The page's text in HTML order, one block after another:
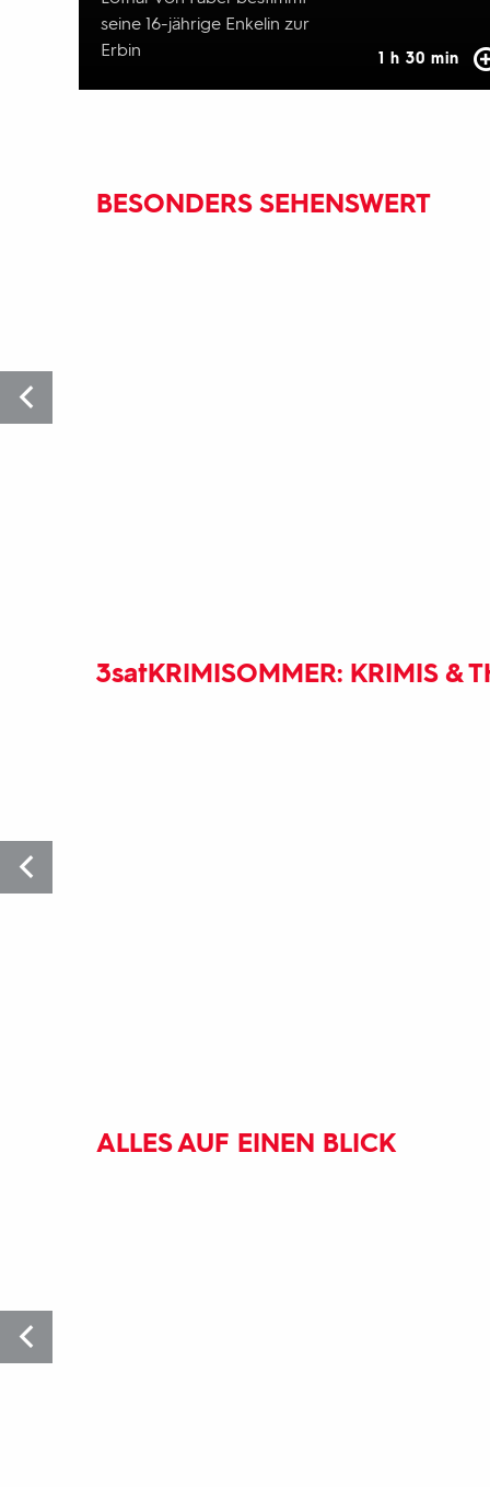
seine 16-jährige Enkelin zur
Erbin
1 h 30 min
BESONDERS SEHENSWERT
3satKRIMISOMMER: KRIMIS &
ALLES AUF EINEN BLICK